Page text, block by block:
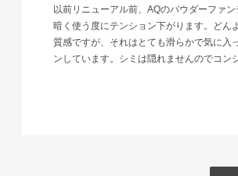
以前リニューアル前、AQのパウダーファ
暗く使う度にテンション下がります。どん
質感ですが、それはとても滑らかで気に入
ンしています。シミは隠れませんのでコ